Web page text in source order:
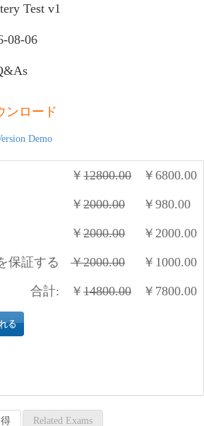
Test v1
08-06
ンロード
Demo
￥ 12800.00 ￥ 6800.00
￥ 2000.00 ￥ 980.00
￥ 2000.00 ￥ 2000.00
保証する ￥2000.00 ￥ 1000.00
合計: ￥ 14800.00 ￥ 7800.00
Related Exams